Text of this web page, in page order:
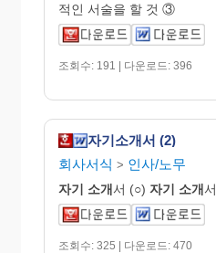
적인 서술을 할 것 ③
조회수: 191 | 다운로드: 396
자기소개서 (2)
회사서식 > 인사/노무
자기 소개서 (○) 자기 소개서
조회수: 325 | 다운로드: 470